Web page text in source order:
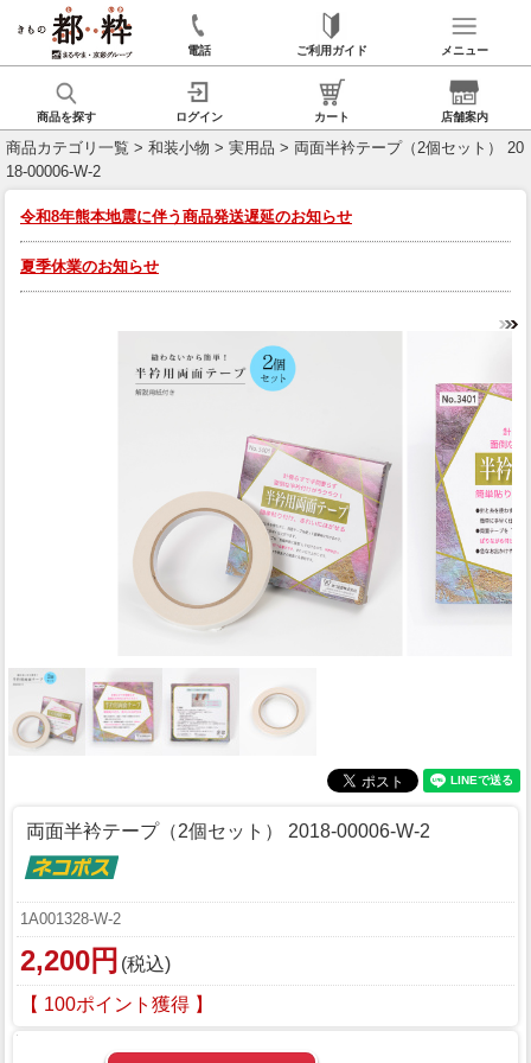
電話 ご利用ガイド メニュー
商品を探す ログイン カート 店舗案内
商品カテゴリ一覧 > 和装小物 > 実用品 > 両面半衿テープ（2個セット） 20
18-00006-W-2
令和8年熊本地震に伴う商品発送遅延のお知らせ
夏季休業のお知らせ
両面半衿テープ（2個セット） 2018-00006-W-2
1A001328-W-2
2,200円 (税込)
【 100ポイント獲得 】